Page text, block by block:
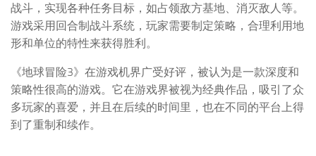
战斗，实现各种任务目标，如占领敌方基地、消灭敌人等。
游戏采用回合制战斗系统，玩家需要制定策略，合理利用地
形和单位的特性来获得胜利。
《地球冒险3》在游戏机界广受好评，被认为是一款深度和
策略性很高的游戏。它在游戏界被视为经典作品，吸引了众
多玩家的喜爱，并且在后续的时间里，也在不同的平台上得
到了重制和续作。